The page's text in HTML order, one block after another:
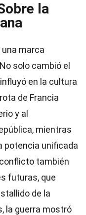
la
una marca
solo cambió el
en la cultura
de Francia
y al
mientras
potencia unificada
también
futuras, que
de la
la guerra mostró